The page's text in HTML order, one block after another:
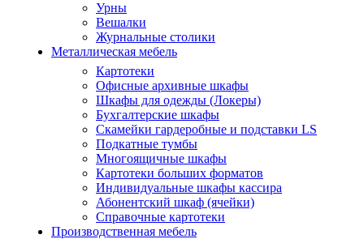
Урны
Вешалки
Журнальные столики
Металлическая мебель
Картотеки
Офисные архивные шкафы
Шкафы для одежды (Локеры)
Бухгалтерские шкафы
Скамейки гардеробные и подставки LS
Подкатные тумбы
Многоящичные шкафы
Картотеки больших форматов
Индивидуальные шкафы кассира
Абонентский шкаф (ячейки)
Справочные картотеки
Производственная мебель